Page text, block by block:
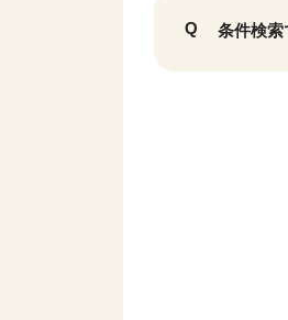
条件検索